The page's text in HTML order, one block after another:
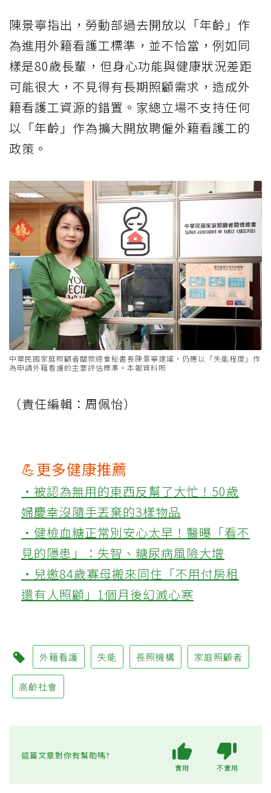
陳景寧指出，勞動部過去開放以「年齡」作
為進用外籍看護工標準，並不恰當，例如同
樣是80歲長輩，但身心功能與健康狀況差距
可能很大，不見得有長期照顧需求，造成外
籍看護工資源的錯置。家總立場不支持任何
以「年齡」作為擴大開放聘僱外籍看護工的
政策。
中華民國家庭照顧者關懷總會秘書長陳景寧建議，仍應以「失能程度」作
為申請外籍看護的主要評估標準。本報資料照
（責任編輯：周佩怡）
💪更多健康推薦
‧被認為無用的東西反幫了大忙！50歲
婦慶幸沒隨手丟棄的3樣物品
‧健檢血糖正常別安心太早！醫曝「看不
見的隱患」：失智、糖尿病風險大增
‧兒邀84歲寡母搬來同住「不用付房租
還有人照顧」1個月後幻滅心寒
外籍看護 失能 長照機構 家庭照顧者
高齡社會
這篇文章對你有幫助嗎?
實用 不實用